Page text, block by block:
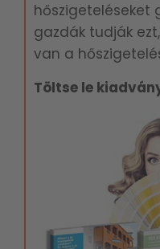
hőszigeteléseket
gazdák tudják
van a
Töltse le